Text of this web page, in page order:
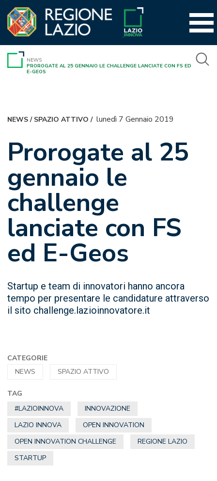
contenuto
NEWS
PROROGATE AL 25 GENNAIO LE CHALLENGE LANCIATE CON FS ED
E-GEOS
NEWS/ SPAZIO ATTIVO / lunedì 7 Gennaio 2019
Prorogate al 25
gennaio le
challenge
lanciate con FS
ed E-Geos
Startup e team di innovatori hanno ancora
tempo per presentare le candidature attraverso
il sito challenge.lazioinnovatore.it
CATEGORIE
NEWS
SPAZIO ATTIVO
TAG
#LAZIOINNOVA
INNOVAZIONE
LAZIO INNOVA
OPEN INNOVATION
OPEN INNOVATION CHALLENGE
REGIONE LAZIO
STARTUP